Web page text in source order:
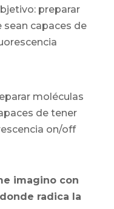
preparar
capaces de
moléculas
de tener
on/off
imagino con
radica la